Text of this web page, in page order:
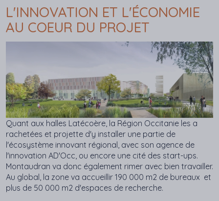
L'INNOVATION ET L'ÉCONOMIE
AU COEUR DU PROJET
Quant aux halles Latécoère, la Région Occitanie les a
rachetées et projette d'y installer une partie de
l'écosystème innovant régional, avec son agence de
l'innovation AD'Occ, ou encore une cité des start-ups. ​
Montaudran va donc également rimer avec bien travailler.
Au global, la zone va accueillir 190 000 m2 de bureaux et
plus de 50 000 m2 d'espaces de recherche.